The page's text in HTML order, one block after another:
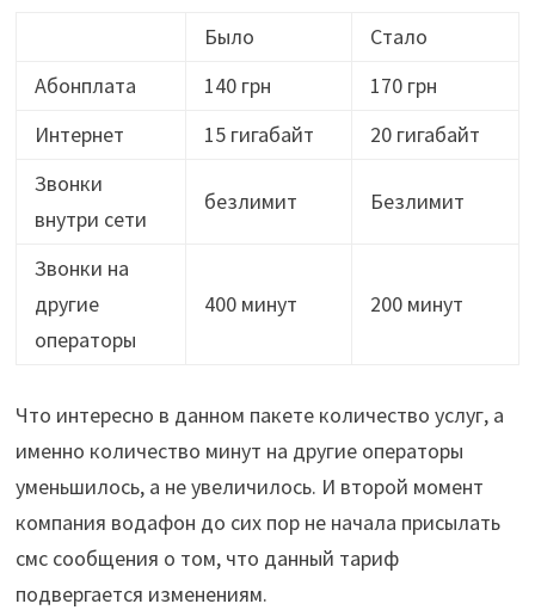
Было
Стало
Абонплата
140 грн
170 грн
Интернет
15 гигабайт
20 гигабайт
Звонки
внутри сети
безлимит Безлимит
Звонки на
другие
операторы
400 минут 200 минут
Что интересно в данном пакете количество услуг, а
именно количество минут на другие операторы
уменьшилось, а не увеличилось. И второй момент
компания водафон до сих пор не начала присылать
смс сообщения о том, что данный тариф
подвергается изменениям.